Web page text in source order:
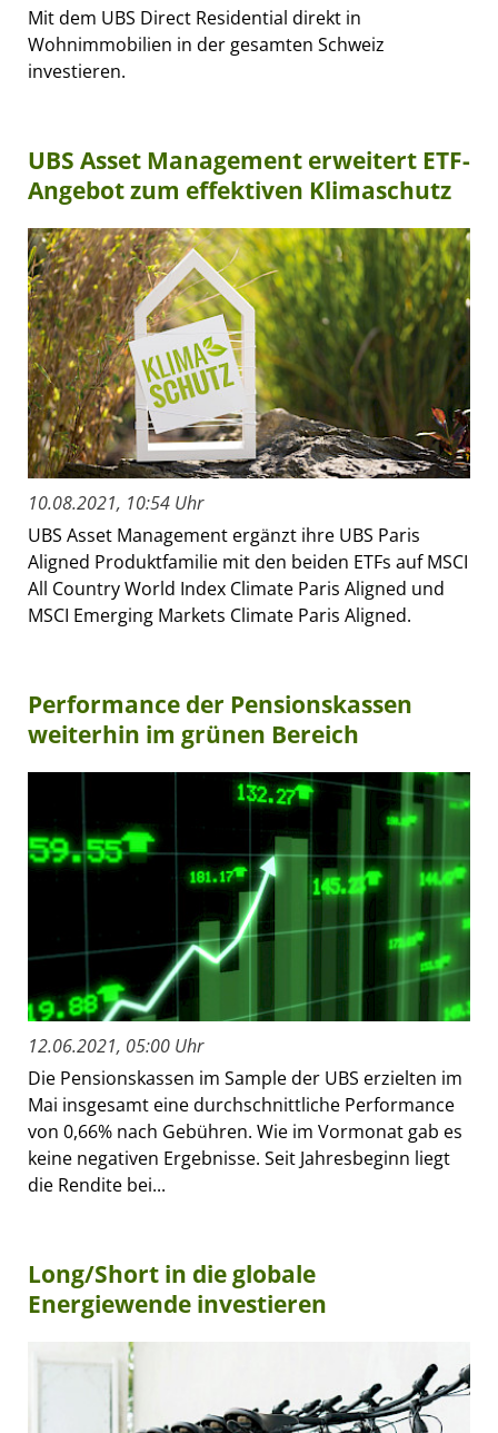
Mit dem UBS Direct Residential direkt in
Wohnimmobilien in der gesamten Schweiz
investieren.
UBS Asset Management erweitert ETF-
Angebot zum effektiven Klimaschutz
10.08.2021, 10:54 Uhr
UBS Asset Management ergänzt ihre UBS Paris
Aligned Produktfamilie mit den beiden ETFs auf MSCI
All Country World Index Climate Paris Aligned und
MSCI Emerging Markets Climate Paris Aligned.
Performance der Pensionskassen
weiterhin im grünen Bereich
12.06.2021, 05:00 Uhr
Die Pensionskassen im Sample der UBS erzielten im
Mai insgesamt eine durchschnittliche Performance
von 0,66% nach Gebühren. Wie im Vormonat gab es
keine negativen Ergebnisse. Seit Jahresbeginn liegt
die Rendite bei...
Long/Short in die globale
Energiewende investieren